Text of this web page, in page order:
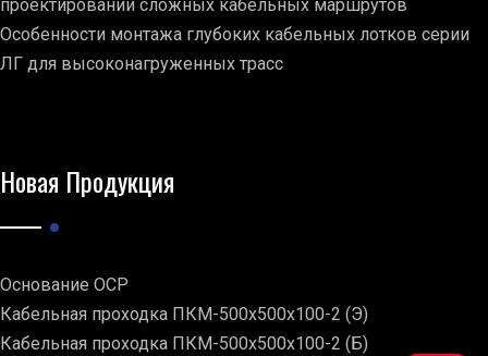
проектировании сложных кабельных маршрутов
Особенности монтажа глубоких кабельных лотков серии
ЛГ для высоконагруженных трасс
Новая Продукция
Основание ОСР
Кабельная проходка ПКМ-500х500х100-2 (Э)
Кабельная проходка ПКМ-500х500х100-2 (Б)